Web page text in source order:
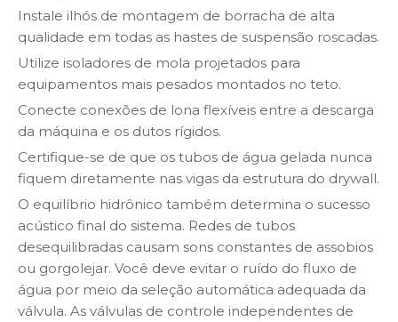
Instale ilhós de montagem de borracha de alta
qualidade em todas as hastes de suspensão roscadas.
Utilize isoladores de mola projetados para
equipamentos mais pesados ​​montados no teto.
Conecte conexões de lona flexíveis entre a descarga
da máquina e os dutos rígidos.
Certifique-se de que os tubos de água gelada nunca
fiquem diretamente nas vigas da estrutura do drywall.
O equilíbrio hidrônico também determina o sucesso
acústico final do sistema. Redes de tubos
desequilibradas causam sons constantes de assobios
ou gorgolejar. Você deve evitar o ruído do fluxo de
água por meio da seleção automática adequada da
válvula. As válvulas de controle independentes de